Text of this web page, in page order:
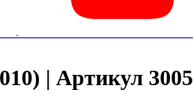
| Артикул 3005